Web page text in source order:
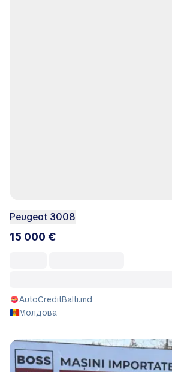
Peugeot 3008
15 000 €
AutoCreditBalti.md
Молдова